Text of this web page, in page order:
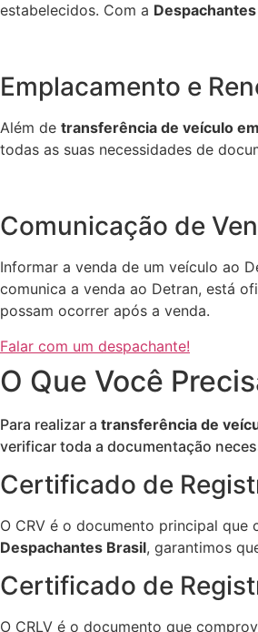
estabelecidos. Com a
Emplacamento e
Além de transferência de veículo
todas as suas necessidades de
Comunicação de
Informar a venda de um veículo ao
comunica a venda ao Detran, está
possam ocorrer após a venda.
Falar com um despachante!
O Que Você
Para realizar a transferência de
verificar toda a documentação
Certificado de
O CRV é o documento principal
Despachantes Brasil, garantimos
Certificado de
O CRLV é o documento que